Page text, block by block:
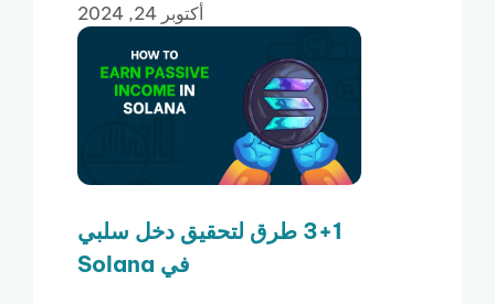
أكتوبر 24, 2024
3+1 طرق لتحقيق دخل سلبي
في Solana